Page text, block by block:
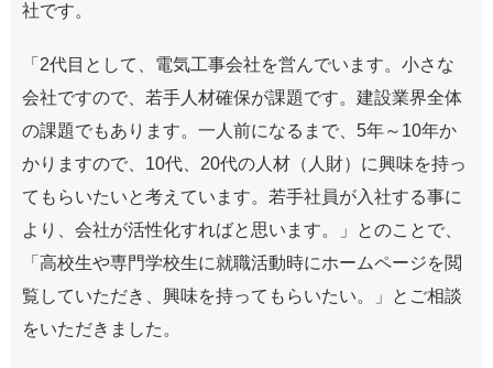
社です。
「2代目として、電気工事会社を営んでいます。小さな
会社ですので、若手人材確保が課題です。建設業界全体
の課題でもあります。一人前になるまで、5年～10年か
かりますので、10代、20代の人材（人財）に興味を持っ
てもらいたいと考えています。若手社員が入社する事に
より、会社が活性化すればと思います。」とのことで、
「高校生や専門学校生に就職活動時にホームページを閲
覧していただき、興味を持ってもらいたい。」とご相談
をいただきました。